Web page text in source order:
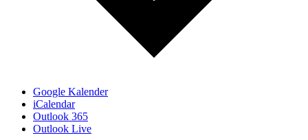
Google Kalender
iCalendar
Outlook 365
Outlook Live